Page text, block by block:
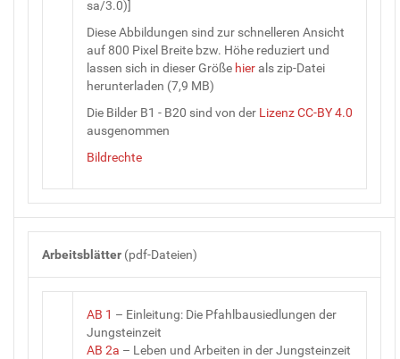
sa/3.0)]
Diese Abbildungen sind zur schnelleren Ansicht
auf 800 Pixel Breite bzw. Höhe reduziert und
lassen sich in dieser Größe hier als zip-Datei
herunterladen (7,9 MB)
Die Bilder B1 - B20 sind von der Lizenz CC-BY 4.0
ausgenommen
Bildrechte
Arbeitsblätter (pdf-Dateien)
AB 1 – Einleitung: Die Pfahlbausiedlungen der
Jungsteinzeit
AB 2a – Leben und Arbeiten in der Jungsteinzeit